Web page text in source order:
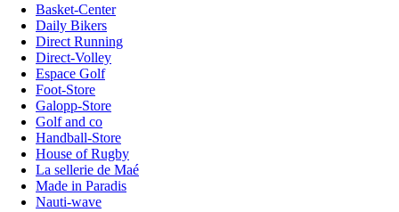
Basket-Center
Daily Bikers
Direct Running
Direct-Volley
Espace Golf
Foot-Store
Galopp-Store
Golf and co
Handball-Store
House of Rugby
La sellerie de Maé
Made in Paradis
Nauti-wave